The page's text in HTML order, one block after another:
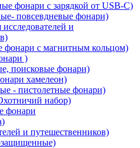
фонари с зарядкой от USB-C)
повсевдневые фонари)
и
фонари с магнитным кольцом)
)
поисковые фонари)
хамелеон)
- пистолетные фонари)
набор)
фонари
и путешественников)